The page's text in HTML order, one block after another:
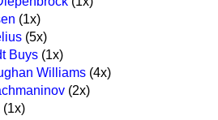
(1x)
(5x)
Buys (1x)
Williams (4x)
(2x)
(1x)